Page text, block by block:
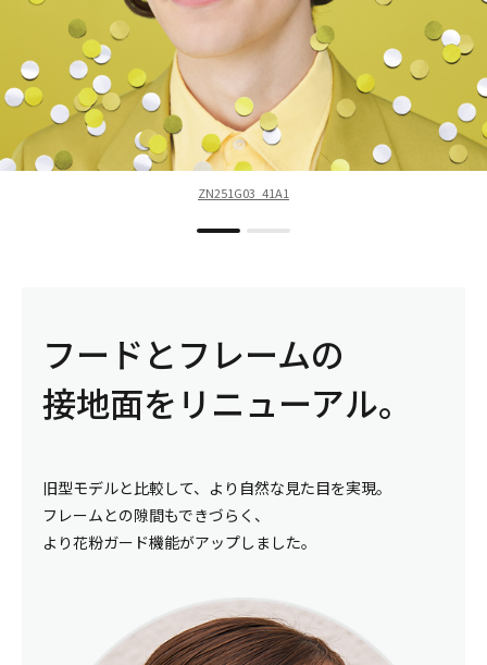
ZN251G03_41A1
フードとフレームの
接地面をリニューアル。
旧型モデルと比較して、より自然な見た目を実現。
フレームとの隙間もできづらく、
より花粉ガード機能がアップしました。